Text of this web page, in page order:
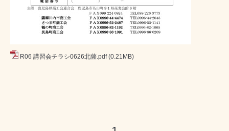
R06 講習会チラシ0626北薩.pdf (0.21MB)